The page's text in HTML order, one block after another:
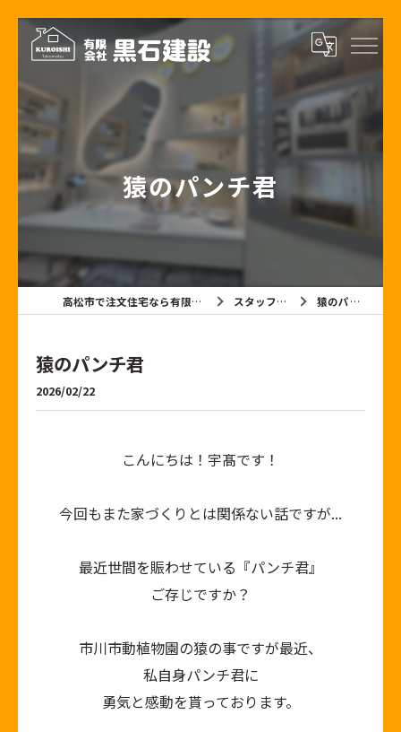
猿のパンチ君
高松市で注文住宅なら有限会社黒石建設 スタッフブログ 猿のパンチ君
猿のパンチ君
2026/02/22
こんにちは！宇髙です！
今回もまた家づくりとは関係ない話ですが...
最近世間を賑わせている『パンチ君』
ご存じですか？
市川市動植物園の猿の事ですが最近、
私自身パンチ君に
勇気と感動を貰っております。